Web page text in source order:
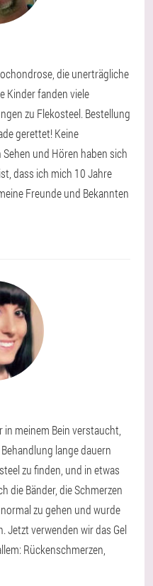
die unerträgliche
Kinder fanden viele
zu Flekosteel. Bestellung
gerettet! Keine
und Hören haben sich
dass ich mich 10 Jahre
Freunde und Bekannten
meinem Bein verstaucht,
lange dauern
zu finden, und in etwas
die Bänder, die Schmerzen
zu gehen und wurde
Jetzt verwenden wir das Gel
Rückenschmerzen,